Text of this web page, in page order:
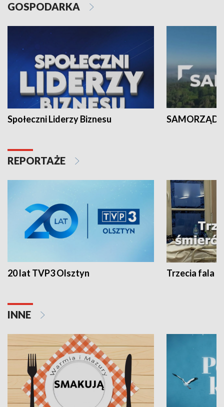
GOSPODARKA
Społeczni Liderzy Biznesu SAMORZĄD
REPORTAŻE
20 lat TVP3 Olsztyn Trzecia fala -
INNE